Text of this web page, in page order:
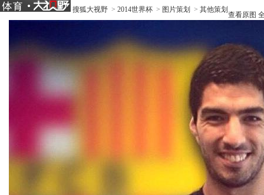
搜狐大视野 > 2014世界杯 > 图片策划 > 其他策划
查看原图